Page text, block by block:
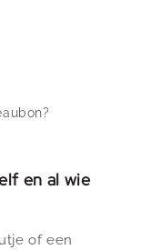
en al wie
of een